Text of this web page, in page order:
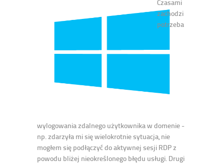
Czasami
zachodzi
potrzeba
wylogowania zdalnego użytkownika w domenie -
np. zdarzyła mi się wielokrotnie sytuacja, nie
mogłem się podłączyć do aktywnej sesji RDP z
powodu bliżej nieokreślonego błędu usługi. Drugi